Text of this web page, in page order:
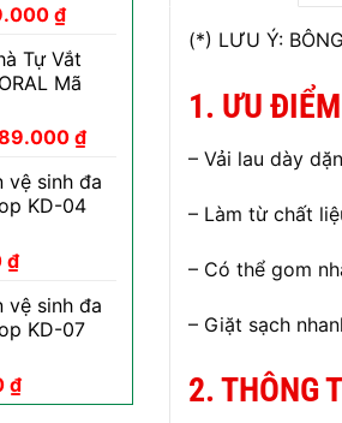
₫.
₫Giá
tại
là:
Tự Vắt
Mã
₫.
₫Giá
tại
là:
vệ sinh đa
KD-04
₫Giá
tại
là:
vệ sinh đa
KD-07
₫Giá
hiện
(*) LƯU Ý:
1. ƯU
– Vải lau dày
– Làm từ chất
– Có thể gom
– Giặt sạch
2. THÔNG